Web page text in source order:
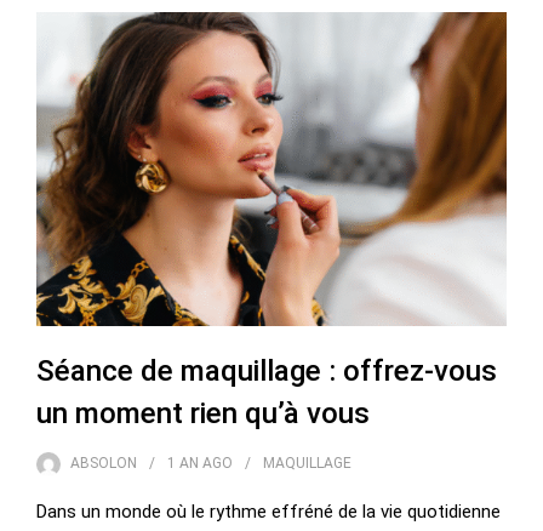
Séance de maquillage : offrez-vous
un moment rien qu’à vous
ABSOLON 1 AN AGO MAQUILLAGE
Dans un monde où le rythme effréné de la vie quotidienne